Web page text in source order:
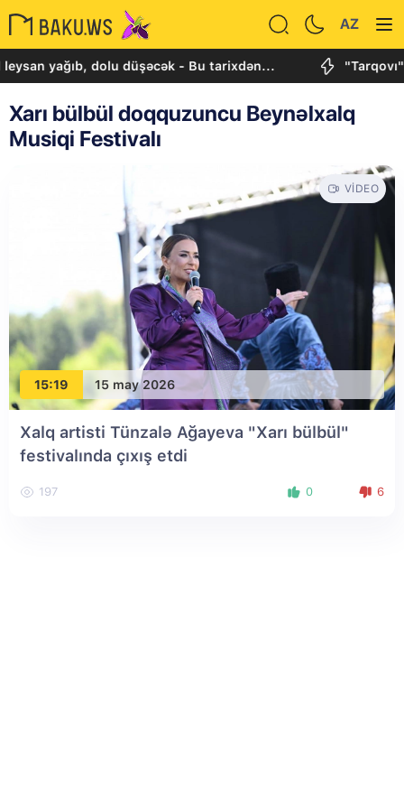
AZ
yağıb, dolu düşəcək - Bu tarixdən...
Xarı bülbül doqquzuncu Beynəlxalq
Musiqi Festivalı
15:19 15 may 2026
VIDEO
Xalq artisti Tünzalə Ağayeva "Xarı bülbül"
festivalında çıxış etdi
197 0 6